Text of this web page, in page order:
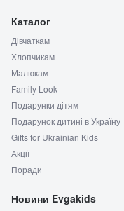
Каталог
Дівчаткам
Хлопчикам
Малюкам
Family Look
Подарунки дітям
Подарунок дитині в Україну
Gifts for Ukrainian Kids
Акції
Поради
Новини Evgakids